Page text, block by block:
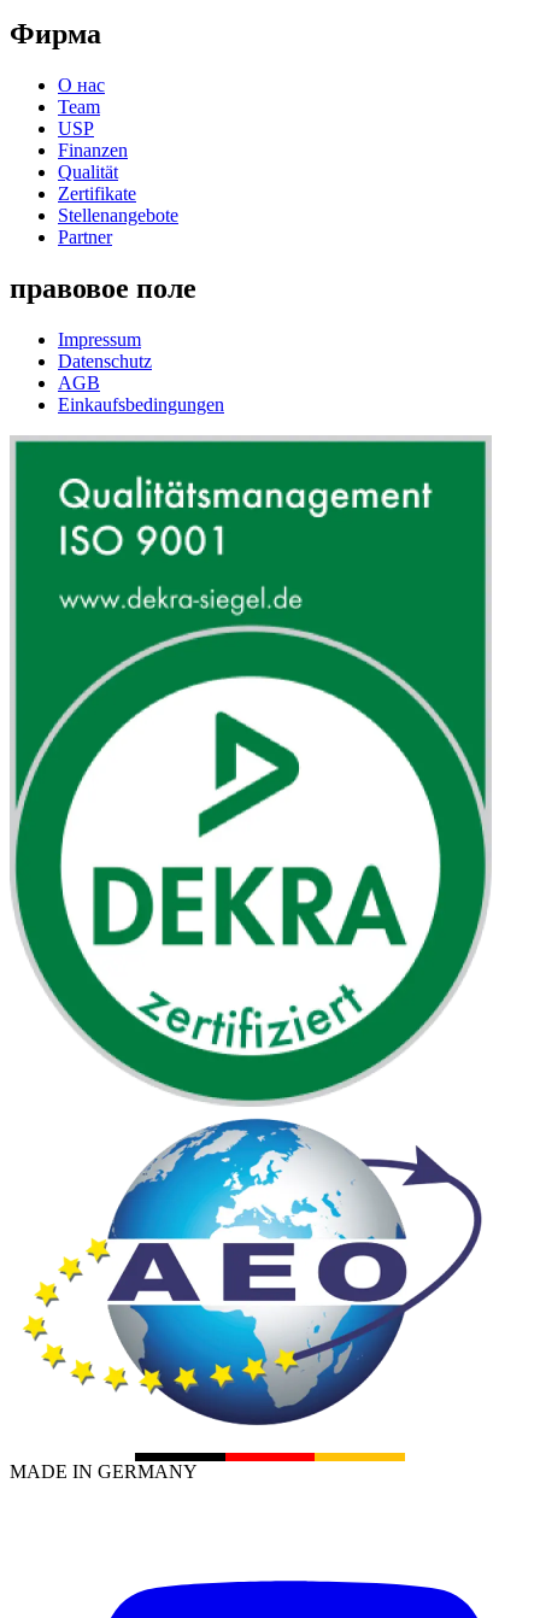
Фирма
О нас
Team
USP
Finanzen
Qualität
Zertifikate
Stellenangebote
Partner
правовое поле
Impressum
Datenschutz
AGB
Einkaufsbedingungen
MADE IN GERMANY